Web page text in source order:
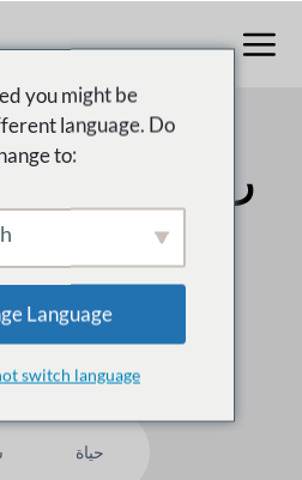
رقم 1 متعدد البائعين
حياة
you might be
language. Do
to:
Language
switch language